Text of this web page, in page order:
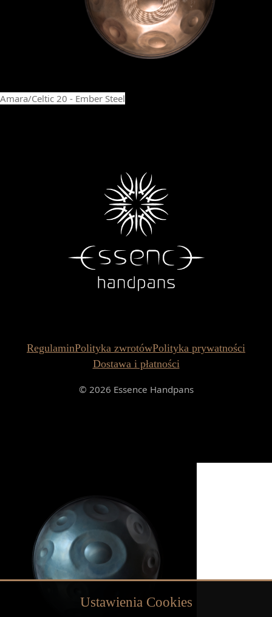
Amara/Celtic 20 - Ember Steel
RegulaminPolityka zwrotówPolityka prywatności
Dostawa i płatności
© 2026 Essence Handpans
Ustawienia Cookies